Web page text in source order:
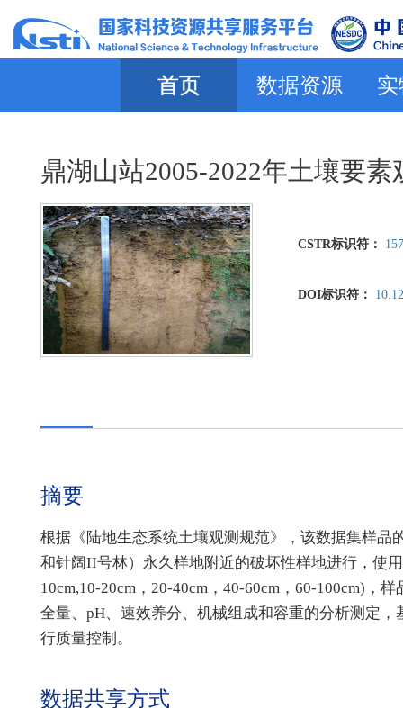
首页 数据资源
鼎湖山站2005-2022年土壤要素
CSTR标识符：
DOI标识符：
摘要
根据《陆地生态系统土壤观测规范》，该数据集样
和针阔II号林）永久样地附近的破坏性样地进行，使
10cm,10-20cm，20-40cm，40-60cm，60-100cm)，
全量、pH、速效养分、机械组成和容重的分析测定
行质量控制。
数据共享方式